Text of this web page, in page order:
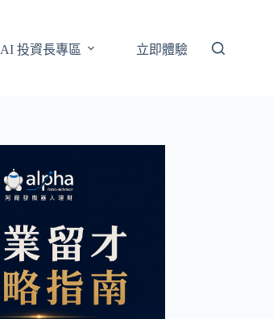
AI 投資長專區 立即體驗